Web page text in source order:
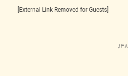
پنج‌شنبه ۲۵ خرداد ۱۳۸۵,
[External Link Removed for Guests]